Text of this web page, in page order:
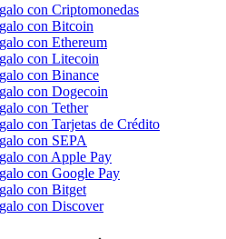
con Criptomonedas
con Bitcoin
con Ethereum
con Litecoin
con Binance
con Dogecoin
con Tether
con Tarjetas de Crédito
con SEPA
con Apple Pay
con Google Pay
con Bitget
con Discover